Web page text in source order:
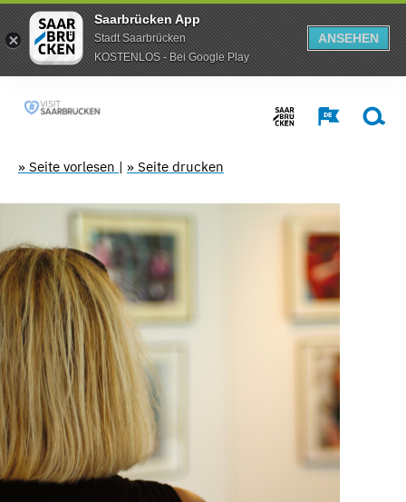
Saarbrücken App
Stadt Saarbrücken
KOSTENLOS - Bei Google Play
ANSEHEN
» Seite vorlesen | » Seite drucken